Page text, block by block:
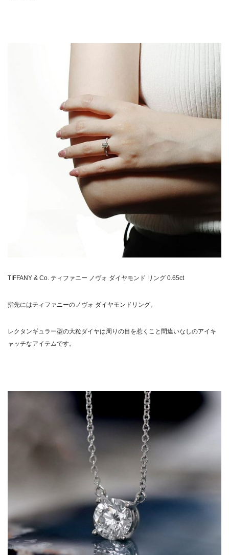
TIFFANY & Co. ティファニー ノヴォ ダイヤモンド リング 0.65ct
指先にはティファニーのノヴォ ダイヤモンドリング。
レクタンギュラー型の大粒ダイヤは周りの目を惹くこと間違いなしのアイキ
ャッチなアイテムです。